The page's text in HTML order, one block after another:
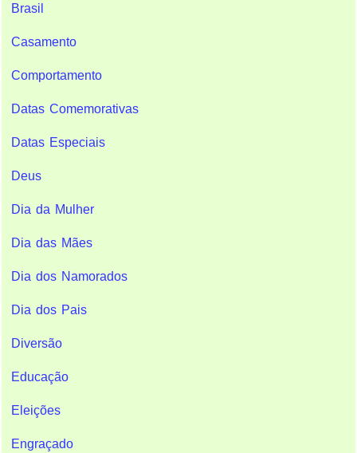
Brasil
Casamento
Comportamento
Datas Comemorativas
Datas Especiais
Deus
Dia da Mulher
Dia das Mães
Dia dos Namorados
Dia dos Pais
Diversão
Educação
Eleições
Engraçado